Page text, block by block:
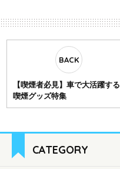
【喫煙者必見】車で大活躍する
喫煙グッズ特集
CATEGORY